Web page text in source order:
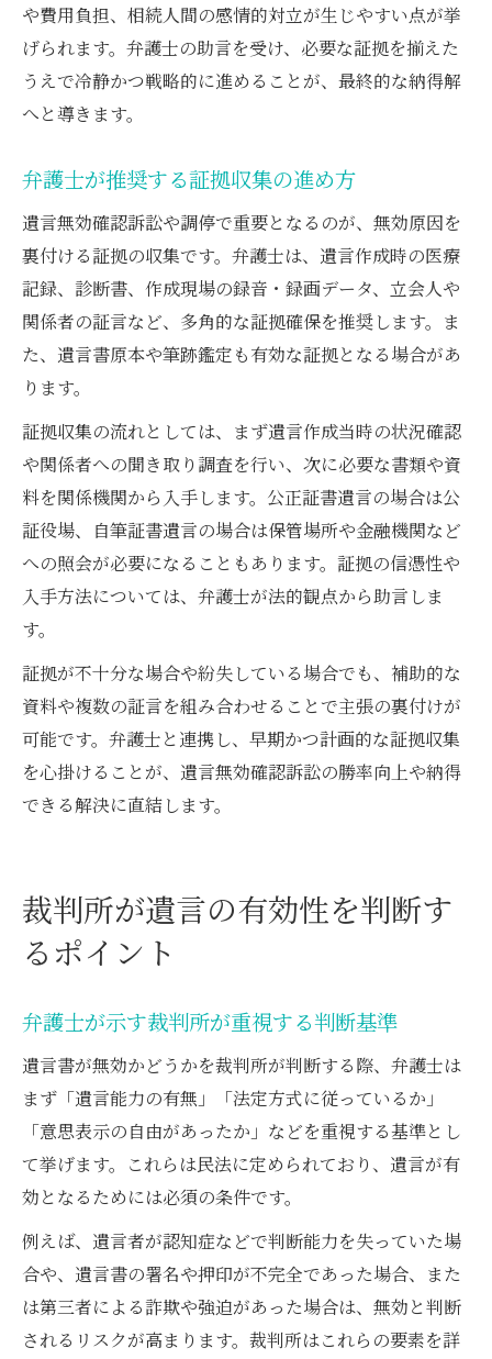
や費用負担、相続人間の感情的対立が生じやすい点が挙
げられます。弁護士の助言を受け、必要な証拠を揃えた
うえで冷静かつ戦略的に進めることが、最終的な納得解
へと導きます。
弁護士が推奨する証拠収集の進め方
遺言無効確認訴訟や調停で重要となるのが、無効原因を
裏付ける証拠の収集です。弁護士は、遺言作成時の医療
記録、診断書、作成現場の録音・録画データ、立会人や
関係者の証言など、多角的な証拠確保を推奨します。ま
た、遺言書原本や筆跡鑑定も有効な証拠となる場合があ
ります。
証拠収集の流れとしては、まず遺言作成当時の状況確認
や関係者への聞き取り調査を行い、次に必要な書類や資
料を関係機関から入手します。公正証書遺言の場合は公
証役場、自筆証書遺言の場合は保管場所や金融機関など
への照会が必要になることもあります。証拠の信憑性や
入手方法については、弁護士が法的観点から助言しま
す。
証拠が不十分な場合や紛失している場合でも、補助的な
資料や複数の証言を組み合わせることで主張の裏付けが
可能です。弁護士と連携し、早期かつ計画的な証拠収集
を心掛けることが、遺言無効確認訴訟の勝率向上や納得
できる解決に直結します。
裁判所が遺言の有効性を判断す
るポイント
弁護士が示す裁判所が重視する判断基準
遺言書が無効かどうかを裁判所が判断する際、弁護士は
まず「遺言能力の有無」「法定方式に従っているか」
「意思表示の自由があったか」などを重視する基準とし
て挙げます。これらは民法に定められており、遺言が有
効となるためには必須の条件です。
例えば、遺言者が認知症などで判断能力を失っていた場
合や、遺言書の署名や押印が不完全であった場合、また
は第三者による詐欺や強迫があった場合は、無効と判断
されるリスクが高まります。裁判所はこれらの要素を詳